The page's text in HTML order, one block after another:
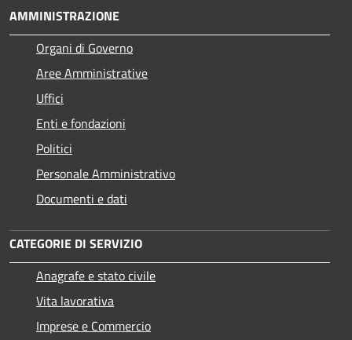
AMMINISTRAZIONE
Organi di Governo
Aree Amministrative
Uffici
Enti e fondazioni
Politici
Personale Amministrativo
Documenti e dati
CATEGORIE DI SERVIZIO
Anagrafe e stato civile
Vita lavorativa
Imprese e Commercio